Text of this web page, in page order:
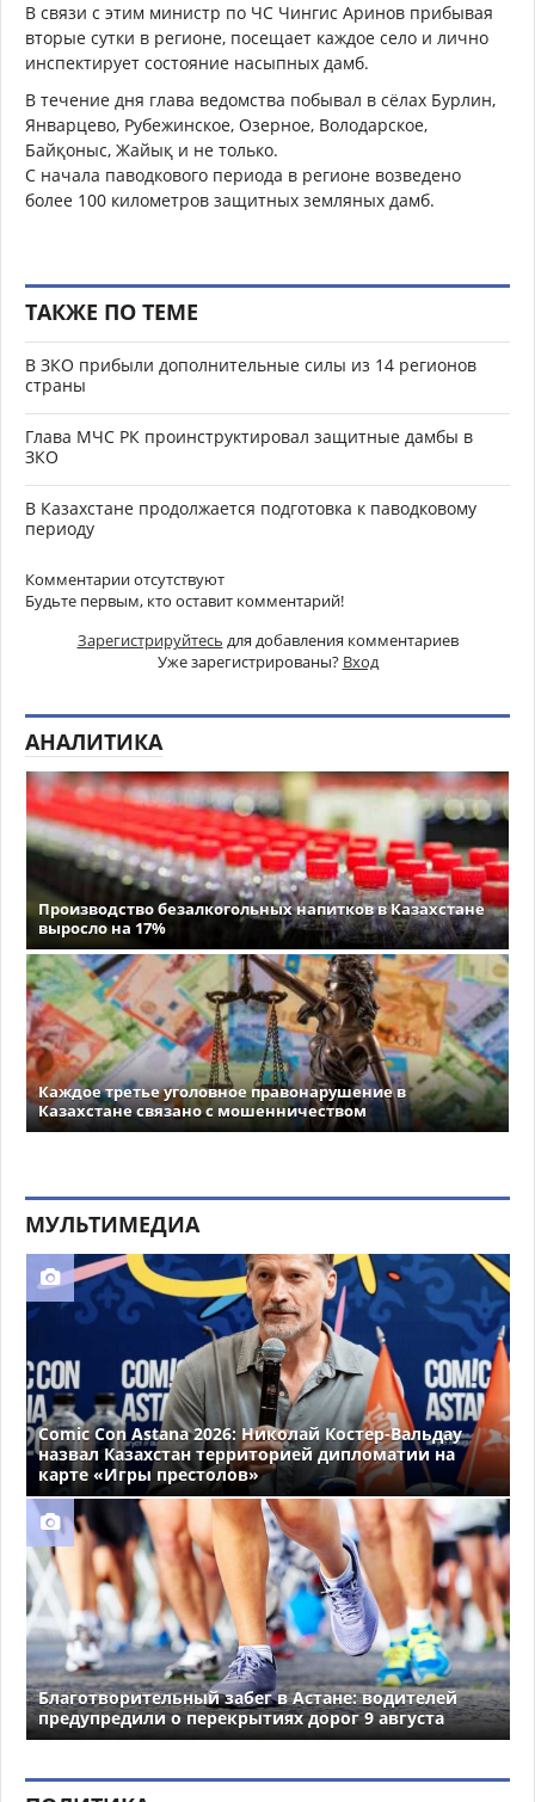
В связи с этим министр по ЧС Чингис Аринов прибывая
вторые сутки в регионе, посещает каждое село и лично
инспектирует состояние насыпных дамб.
В течение дня глава ведомства побывал в сёлах Бурлин,
Январцево, Рубежинское, Озерное, Володарское,
Байқоныс, Жайық и не только.
С начала паводкового периода в регионе возведено
более 100 километров защитных земляных дамб.
ТАКЖЕ ПО ТЕМЕ
В ЗКО прибыли дополнительные силы из 14 регионов
страны
Глава МЧС РК проинструктировал защитные дамбы в
ЗКО
В Казахстане продолжается подготовка к паводковому
периоду
Комментарии отсутствуют
Будьте первым, кто оставит комментарий!
Зарегистрируйтесь для добавления комментариев
Уже зарегистрированы? Вход
АНАЛИТИКА
Производство безалкогольных напитков в Казахстане
выросло на 17%
Каждое третье уголовное правонарушение в
Казахстане связано с мошенничеством
МУЛЬТИМЕДИА
Comic Con Astana 2026: Николай Костер-Вальдау
назвал Казахстан территорией дипломатии на
карте «Игры престолов»
Благотворительный забег в Астане: водителей
предупредили о перекрытиях дорог 9 августа